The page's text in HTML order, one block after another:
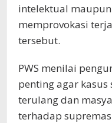
intelektual
memprovokasi
tersebut.
PWS menilai
penting agar
terulang dan
terhadap